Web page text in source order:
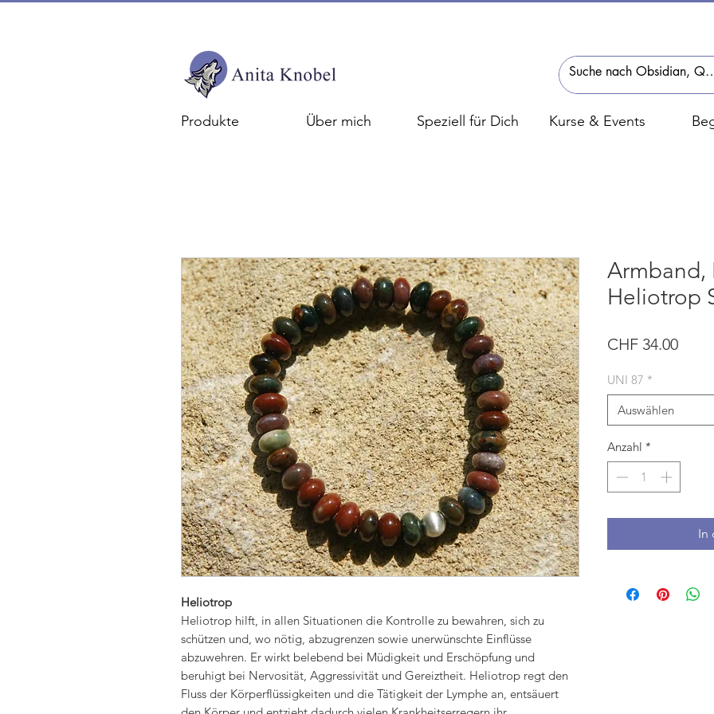
Produkte Über mich Speziell für Dich Kurse & Events
Heliotrop
Heliotrop hilft, in allen Situationen die Kontrolle zu bewahren, sich zu
schützen und, wo nötig, abzugrenzen sowie unerwünschte Einflüsse
abzuwehren. Er wirkt belebend bei Müdigkeit und Erschöpfung und
beruhigt bei Nervosität, Aggressivität und Gereiztheit. Heliotrop regt den
Fluss der Körperflüssigkeiten und die Tätigkeit der Lymphe an, entsäuert
Armband,
Heliotrop
CHF 34.00Preis
UNI 87 *
Auswählen
Anzahl *
In